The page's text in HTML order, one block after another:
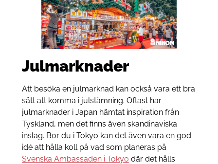
Julmarknader
Att besöka en julmarknad kan också vara ett bra
sätt att komma i julstämning. Oftast har
julmarknader i Japan hämtat inspiration från
Tyskland, men det finns även skandinaviska
inslag. Bor du i Tokyo kan det även vara en god
idé att hålla koll på vad som planeras på
Svenska Ambassaden i Tokyo där det hålls